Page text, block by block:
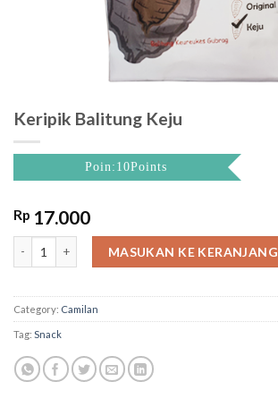
Keripik Balitung Keju
Poin:10Points
Rp 17.000
MASUKAN KE KERANJANG
Category: Camilan
Tag: Snack